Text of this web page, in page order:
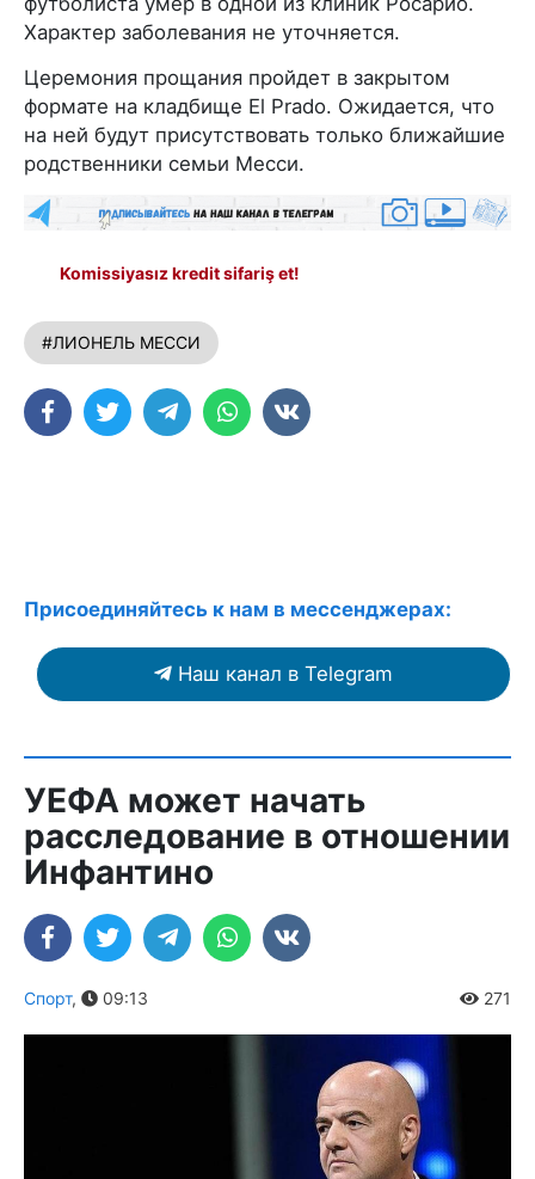
Характер заболевания не уточняется.
Церемония прощания пройдет в закрытом
формате на кладбище El Prado. Ожидается, что
на ней будут присутствовать только ближайшие
родственники семьи Месси.
Komissiyasız kredit sifariş et!
#ЛИОНЕЛЬ МЕССИ
Присоединяйтесь к нам в мессенджерах:
Наш канал в Telegram
УЕФА может начать
расследование в отношении
Инфантино
Спорт, 09:13 271